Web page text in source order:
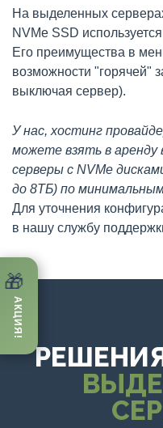
На выделенных
NVMe SSD
Его преимущества в
возможности "горячей"
выключая сервер).
У нас, хостинг
можете взять в
серверы с NVMe
до 8ТБ) по
Для уточнения
в нашу службу
🎁
АКЦИЯ!